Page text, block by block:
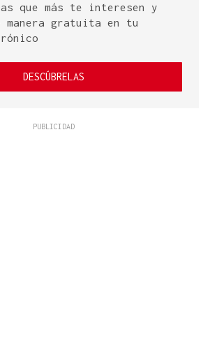
que más te interesen y
manera gratuita en tu
DESCÚBRELAS